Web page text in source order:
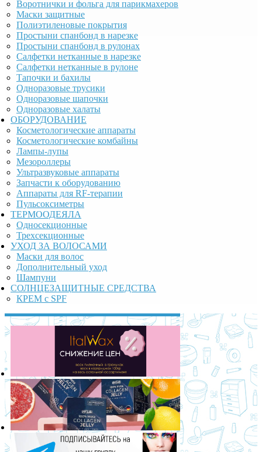
Воротнички и фольга для парикмахеров
Маски защитные
Полиэтиленовые покрытия
Простыни спанбонд в нарезке
Простыни спанбонд в рулонах
Салфетки нетканные в нарезке
Салфетки нетканные в рулоне
Тапочки и бахилы
Одноразовые трусики
Одноразовые шапочки
Одноразовые халаты
ОБОРУДОВАНИЕ
Косметологические аппараты
Косметологические комбайны
Лампы-лупы
Мезороллеры
Ультразвуковые аппараты
Запчасти к оборудованию
Аппараты для RF-терапии
Пульсоксиметры
ТЕРМООДЕЯЛА
Односекционные
Трехсекционные
УХОД ЗА ВОЛОСАМИ
Маски для волос
Дополнительный уход
Шампуни
СОЛНЦЕЗАЩИТНЫЕ СРЕДСТВА
КРЕМ с SPF